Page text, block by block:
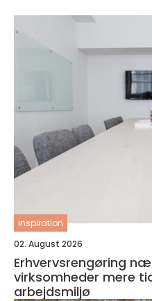
inspiration
02. August 2026
Erhvervsrengøring næstved
virksomheder mere
arbejdsmiljø